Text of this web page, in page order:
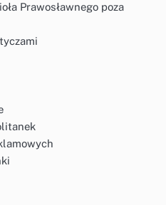
Prawosławnego poza